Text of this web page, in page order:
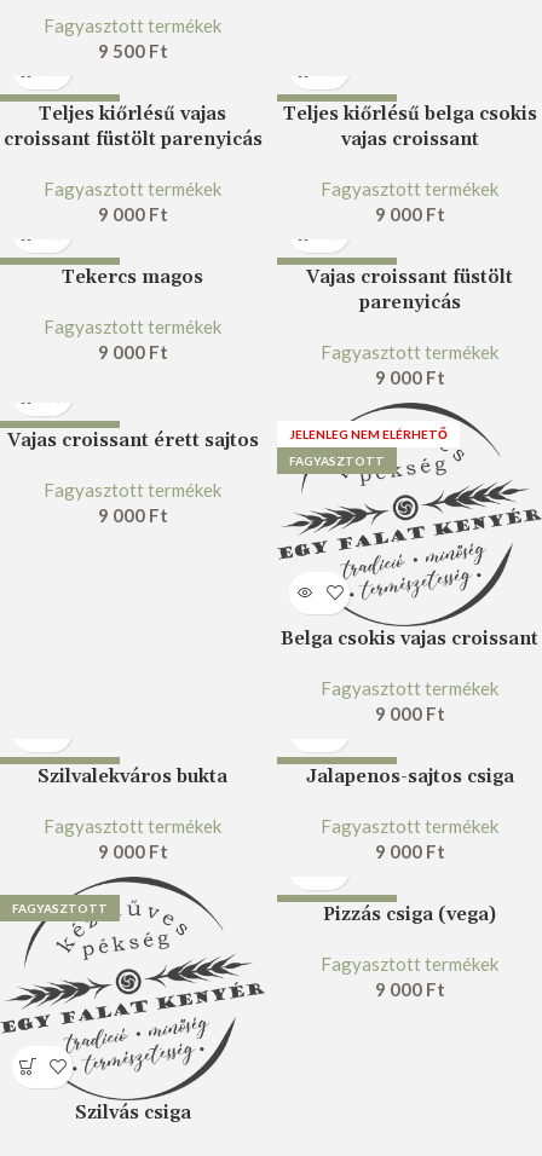
Fagyasztott termékek
9 500 Ft
FAGYASZTOTT
Teljes kiőrlésű vajas
croissant füstölt parenyicás
Fagyasztott termékek
9 000 Ft
FAGYASZTOTT
Teljes kiőrlésű belga csokis
vajas croissant
Fagyasztott termékek
9 000 Ft
FAGYASZTOTTTekercs magos
Fagyasztott termékek
9 000 Ft
FAGYASZTOTT
Vajas croissant füstölt
parenyicás
Fagyasztott termékek
9 000 Ft
FAGYASZTOTT
Vajas croissant érett sajtos
Fagyasztott termékek
9 000 Ft
JELENLEG NEM ELÉRHETŐ
FAGYASZTOTT
Belga csokis vajas croissant
Fagyasztott termékek
9 000 Ft
FAGYASZTOTT
Szilvalekváros bukta
Fagyasztott termékek
9 000 Ft
FAGYASZTOTT
Jalapenos-sajtos csiga
Fagyasztott termékek
9 000 Ft
FAGYASZTOTT
Szilvás csiga
FAGYASZTOTT
Pizzás csiga (vega)
Fagyasztott termékek
9 000 Ft